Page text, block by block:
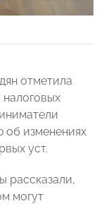
отметила
изменениях
уст.
рассказали,
могут